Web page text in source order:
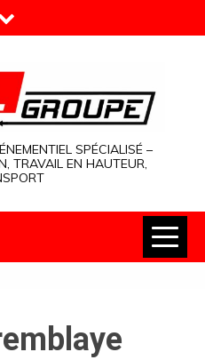
SPÉCIALISÉ –
TRAVAIL EN HAUTEUR,